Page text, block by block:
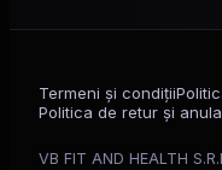
Termeni și condiții
Politica de retur și
VB FIT AND HEALTH